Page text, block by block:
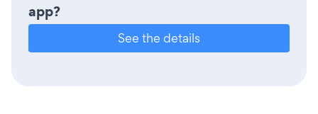
app?
See the details